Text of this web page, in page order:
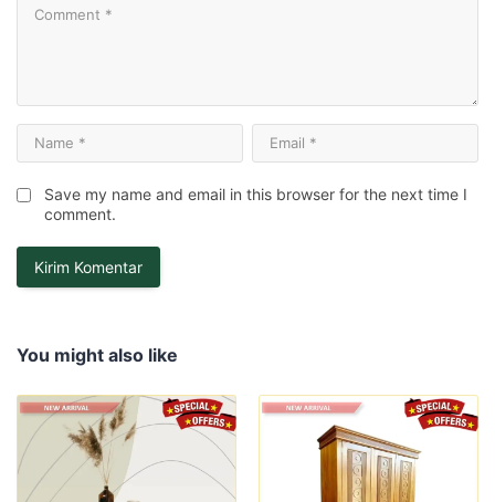
Save my name and email in this browser for the next time I
comment.
You might also like